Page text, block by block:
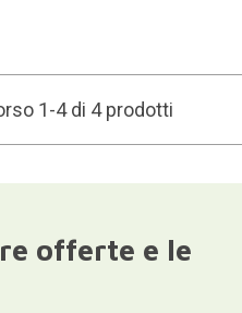
1-4 di 4 prodotti
offerte e le